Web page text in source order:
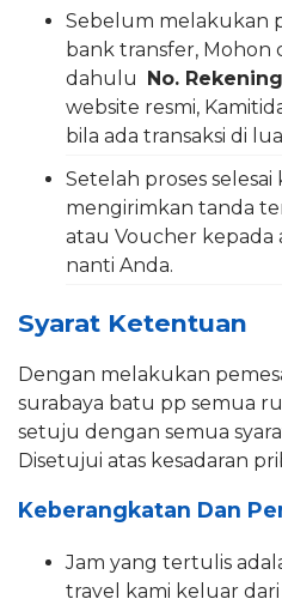
Sebelum melakukan
bank transfer, Mohon
dahulu No. Rekening
website resmi,
bila ada transaksi di
Setelah proses selesai
mengirimkan tanda
atau Voucher kepada
nanti Anda.
Syarat Ketentuan
Dengan melakukan
surabaya batu pp semua
setuju dengan semua
Disetujui atas kesadaran
Keberangkatan Dan
Jam yang tertulis
travel kami keluar